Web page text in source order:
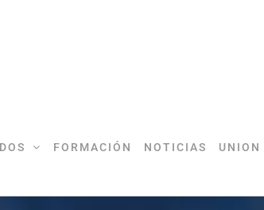
FORMACIÓN NOTICIAS UNION